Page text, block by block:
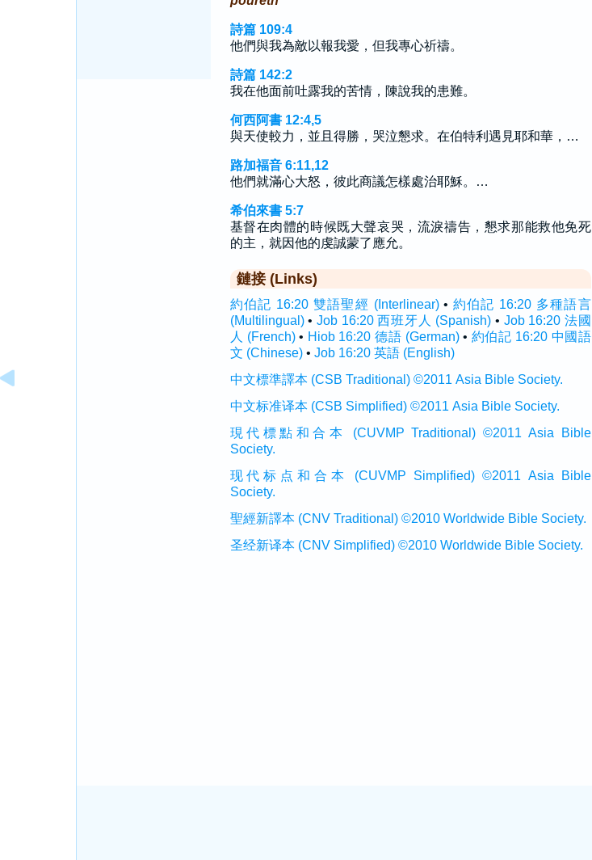
詩篇 109:4
他們與我為敵以報我愛，但我專心祈禱。
詩篇 142:2
我在他面前吐露我的苦情，陳說我的患難。
何西阿書 12:4,5
與天使較力，並且得勝，哭泣懇求。在伯特利遇見耶和華，…
路加福音 6:11,12
他們就滿心大怒，彼此商議怎樣處治耶穌。…
希伯來書 5:7
基督在肉體的時候既大聲哀哭，流淚禱告，懇求那能救他免死
的主，就因他的虔誠蒙了應允。
鏈接 (Links)
約伯記 16:20 雙語聖經 (Interlinear)• 約伯記 16:20 多種語言
(Multilingual)• Job 16:20 西班牙人 (Spanish) • Job 16:20 法國
人 (French)• Hiob 16:20 德語 (German)• 約伯記 16:20 中國語
文 (Chinese)• Job 16:20 英語 (English)
中文標準譯本 (CSB Traditional) ©2011 Asia Bible Society.
中文标准译本 (CSB Simplified) ©2011 Asia Bible Society.
現代標點和合本 (CUVMP Traditional) ©2011 Asia Bible
Society.
现代标点和合本 (CUVMP Simplified) ©2011 Asia Bible
Society.
聖經新譯本 (CNV Traditional) ©2010 Worldwide Bible Society.
圣经新译本 (CNV Simplified) ©2010 Worldwide Bible Society.